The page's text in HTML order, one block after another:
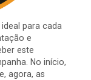
para cada
e
este
No início,
agora, as